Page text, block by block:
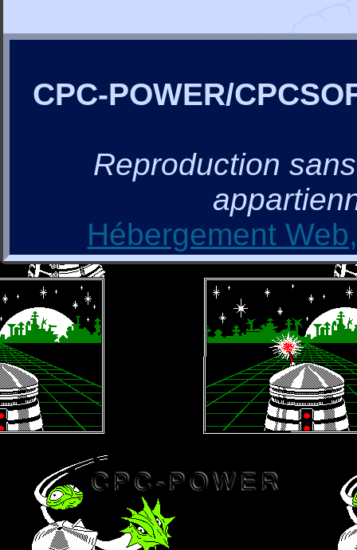
CPC-POWER/
Reproduction
Hébergement